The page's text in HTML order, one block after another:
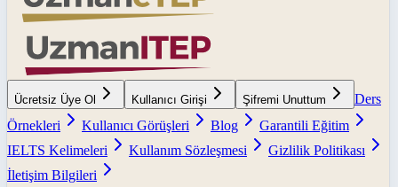
Ücretsiz Üye Ol Kullanıcı Girişi Şifremi Unuttum
Ders
Örnekleri
Kullanıcı Görüşleri Blog
Garantili Eğitim
IELTS Kelimeleri
Kullanım Sözleşmesi
Gizlilik Politikası
İletişim Bilgileri